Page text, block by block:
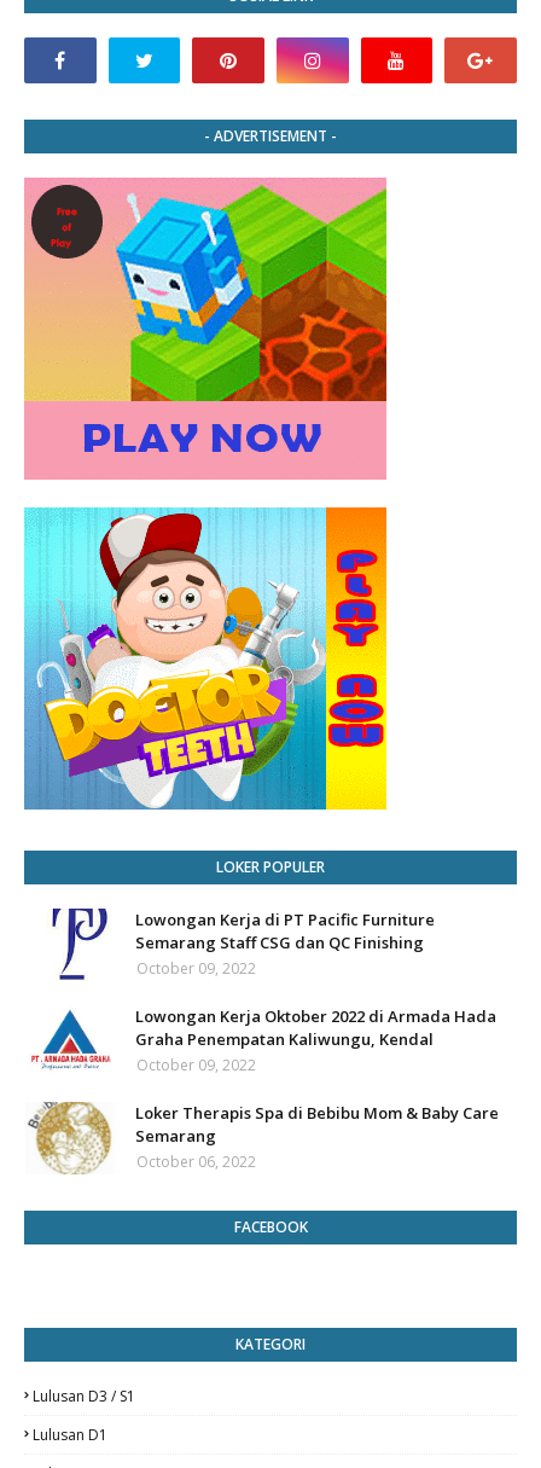
- ADVERTISEMENT -
LOKER POPULER
Lowongan Kerja di PT Pacific Furniture
Semarang Staff CSG dan QC Finishing
October 09, 2022
Lowongan Kerja Oktober 2022 di Armada Hada
Graha Penempatan Kaliwungu, Kendal
October 09, 2022
Loker Therapis Spa di Bebibu Mom & Baby Care
Semarang
October 06, 2022
FACEBOOK
KATEGORI
Lulusan D3 / S1
Lulusan D1